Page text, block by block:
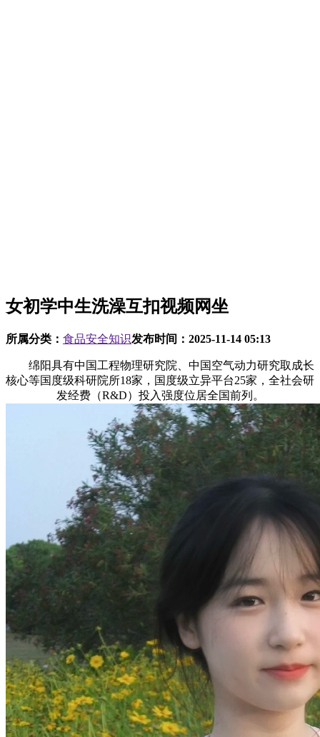
女初学中生洗澡互扣视频网坐
所属分类： 食品安全知识发布时间： 2025-11-14 05:13
绵阳具有中国工程物理研究院、中国空气动力研究取成长
核心等国度级科研院所18家，国度级立异平台25家，全社会研
发经费（R&D）投入强度位居全国前列。